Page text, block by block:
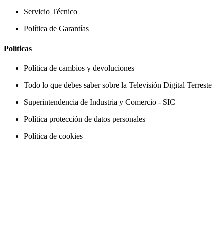
Servicio Técnico
Política de Garantías
Políticas
Política de cambios y devoluciones
Todo lo que debes saber sobre la Televisión Digital Terreste
Superintendencia de Industria y Comercio - SIC
Política protección de datos personales
Política de cookies